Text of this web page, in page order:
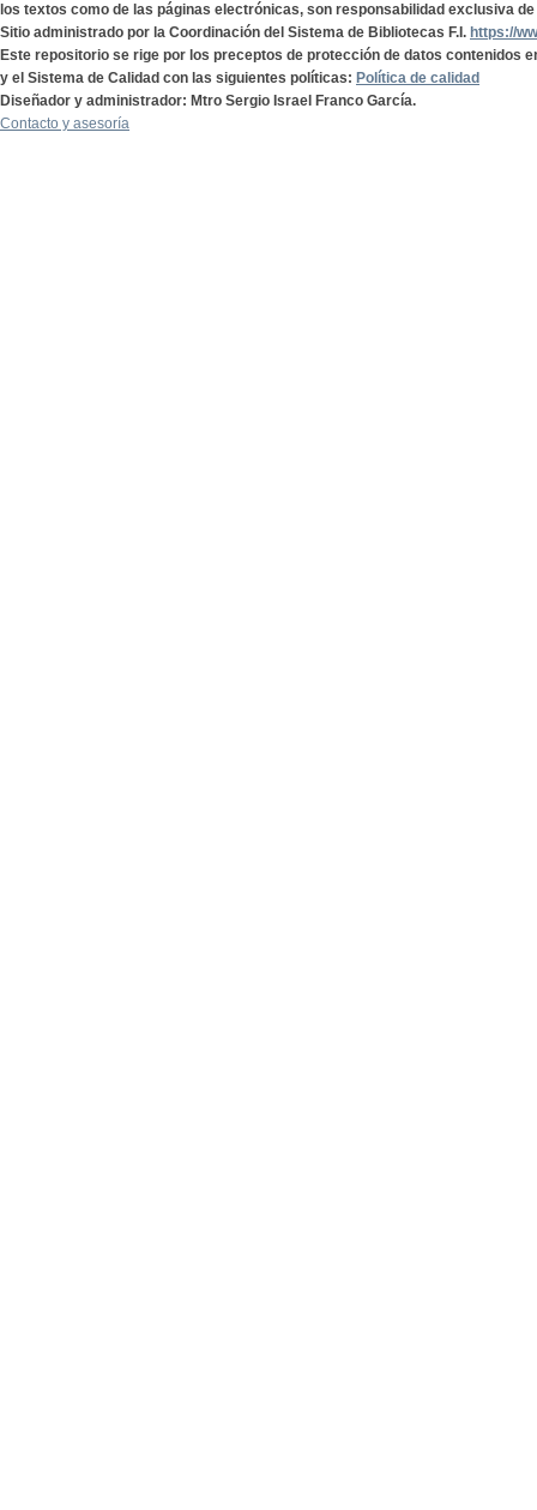
los textos como de las páginas electrónicas, son responsabilidad exclusiva
Sitio administrado por la Coordinación del Sistema de Bibliotecas F.I. https://
Este repositorio se rige por los preceptos de protección de datos contenidos
y el Sistema de Calidad con las siguientes políticas: Política de calidad
Diseñador y administrador: Mtro Sergio Israel Franco García.
Contacto y asesoría